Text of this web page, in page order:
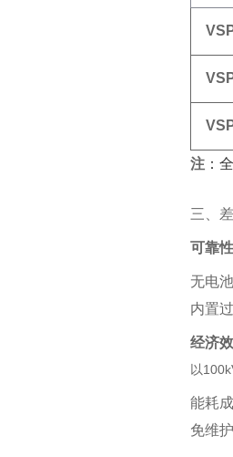
注 ：
三、
可靠
无电
内置
经济
以
能耗
免维